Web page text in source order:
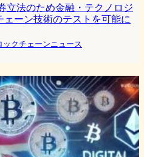
立法のため金融・テクノロジ
ーン技術のテストを可能に
ックチェーンニュース